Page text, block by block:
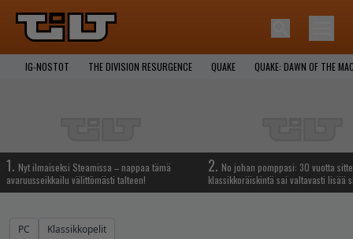
IG-NOSTOT THE DIVISION RESURGENCE QUAKE QUAKE: DAWN OF THE
1. Nyt ilmaiseksi Steamissa – nappaa tämä
avaruusseikkailu välittömästi talteen!
2. No johan pomppasi: 30 vuotta
klassikkoräiskintä sai valtavasti lisää
PC Klassikkopelit